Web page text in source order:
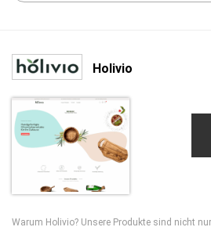
Holivio
Warum Holivio? Unsere Produkte sind nicht